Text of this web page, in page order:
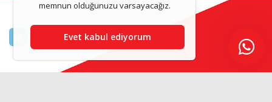
memnun olduğunuzu varsayacağız.
Evet kabul ediyorum